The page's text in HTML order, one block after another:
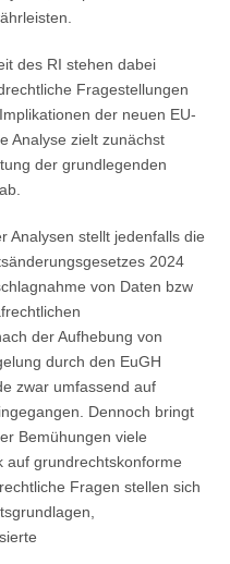
des RI stehen dabei
Fragestellungen
der neuen EU-
Analyse zielt zunächst
der grundlegenden
Analysen stellt jedenfalls die
2024
von Daten bzw
der Aufhebung von
durch den EuGH
zwar umfassend auf
Dennoch bringt
Bemühungen viele
auf grundrechtskonforme
Fragen stellen sich